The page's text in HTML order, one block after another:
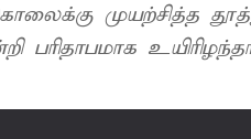
முயற்சித்த
பரிதாபமாக